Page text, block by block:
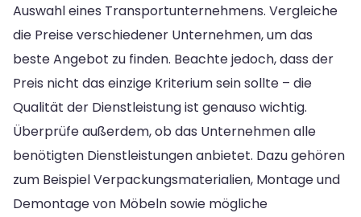
Auswahl eines Transportunternehmens. Vergleiche
die Preise verschiedener Unternehmen, um das
beste Angebot zu finden. Beachte jedoch, dass der
Preis nicht das einzige Kriterium sein sollte – die
Qualität der Dienstleistung ist genauso wichtig.
Überprüfe außerdem, ob das Unternehmen alle
benötigten Dienstleistungen anbietet. Dazu gehören
zum Beispiel Verpackungsmaterialien, Montage und
Demontage von Möbeln sowie mögliche